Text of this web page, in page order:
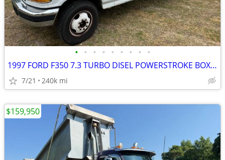
• • • • • • • • •
1997 FORD F350 7.3 TURBO DISEL POWERSTROKE BOXTRUCK
7/21 240k mi
$159,950